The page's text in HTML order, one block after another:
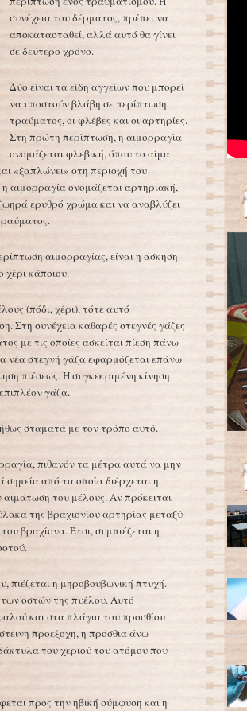
συνέχεια του δέρματος, πρέπει να
αποκατασταθεί, αλλά αυτό θα γίνει
σε δεύτερο χρόνο.
Δύο είναι τα είδη αγγείων που μπορεί
να υποστούν βλάβη σε περίπτωση
τραύματος, οι φλέβες και οι αρτηρίες.
Στη πρώτη περίπτωση, η αιμορραγία
ονομάζεται φλεβική, όπου το αίμα
«ξαπλώνει» στη περιοχή του
αιμορραγία ονομάζεται αρτηριακή,
ερυθρό χρώμα και να αναβλύζει
αιμορραγίας, είναι η άσκηση
χέρι κάποιου.
(πόδι, χέρι), τότε αυτό
Στη συνέχεια καθαρές στεγνές γάζες
με τις οποίες ασκείται πίεση πάνω
νέα στεγνή γάζα εφαρμόζεται επάνω
πιέσεως. Η συγκεκριμένη κίνηση
γάζα.
σταματά με τον τρόπο αυτό.
πιθανόν τα μέτρα αυτά να μην
σημεία από τα οποία διέρχεται η
αιμάτωση του μέλους. Αν πρόκειται
της βραχιονίου αρτηρίας μεταξύ
βραχίονα. Έτσι, συμπιέζεται η
πιέζεται η μηροβουβωνική πτυχή.
των οστών της πυέλου. Αυτό
και στα πλάγια του προσθίου
προεξοχή, η πρόσθια άνω
του χεριού του ατόμου που
προς την ηβική σύμφυση και η